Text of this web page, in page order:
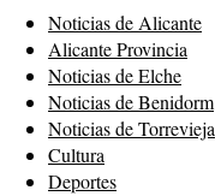
Noticias de Alicante
Alicante Provincia
Noticias de Elche
Noticias de Benidorm
Noticias de Torrevieja
Cultura
Deportes